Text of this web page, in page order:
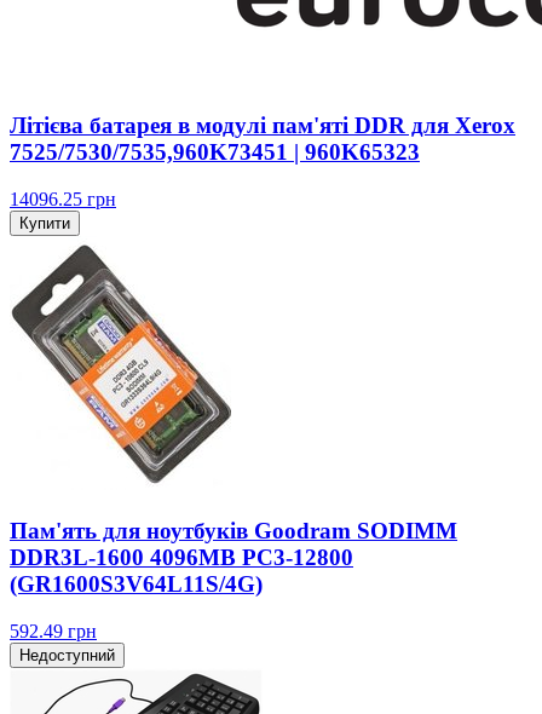
Літієва батарея в модулі пам'яті DDR для Xerox
7525/7530/7535,960K73451 | 960K65323
14096.25 грн
Купити
Пам'ять для ноутбуків Goodram SODIMM
DDR3L-1600 4096MB PC3-12800
(GR1600S3V64L11S/4G)
592.49 грн
Недоступний